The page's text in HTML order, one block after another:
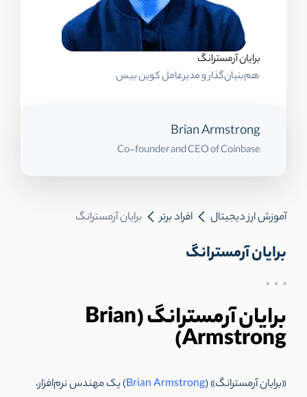
برایان آرمسترانگ
هم‌بنیان‌گذار و مدیرعامل کوین بیس
Brian Armstrong
Co-founder and CEO of Coinbase
آموزش ارز دیجیتال افراد برتر برایان آرمسترانگ
برایان آرمسترانگ
برایان آرمسترانگ (Brian
Armstrong)
«برایان آرمسترانگ» (Brian Armstrong) یک مهندس نرم‌‌افزار،